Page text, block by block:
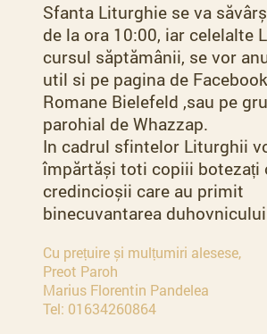
Sfanta Liturghie se va
de la ora 10:00, iar celelalte
cursul săptămânii, se vor
util si pe pagina de
Romane Bielefeld ,sau pe
parohial de Whazzap.
In cadrul sfintelor Liturghii
împărtăși toti copiii botezați
credincioșii care au primit
binecuvantarea
Cu prețuire și mulțumiri alesese,
Preot Paroh
Marius Florentin Pandelea
Tel: 01634260864